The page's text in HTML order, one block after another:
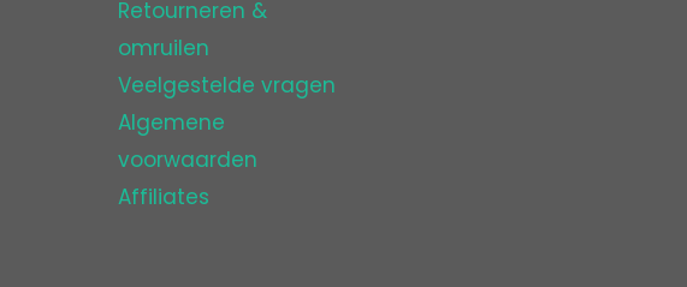
Retourneren &
omruilen
Veelgestelde vragen
Algemene
voorwaarden
Affiliates